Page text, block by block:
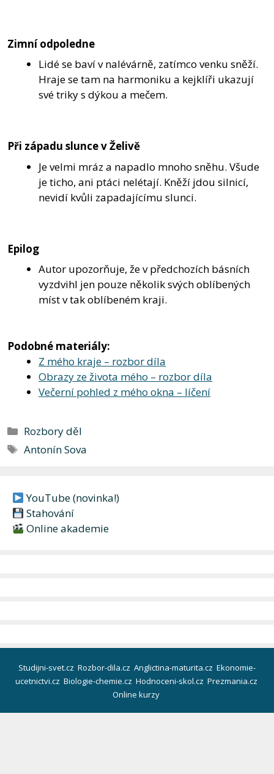
Zimní odpoledne
Lidé se baví v nalévárně, zatímco venku sněží.
Hraje se tam na harmoniku a kejklíři ukazují
své triky s dýkou a mečem.
Při západu slunce v Želivě
Je velmi mráz a napadlo mnoho sněhu. Všude
je ticho, ani ptáci nelétají. Kněží jdou silnicí,
nevidí kvůli zapadajícímu slunci.
Epilog
Autor upozorňuje, že v předchozích básních
vyzdvihl jen pouze několik svých oblíbených
míst v tak oblíbeném kraji.
Podobné materiály:
Z mého kraje – rozbor díla
Obrazy ze života mého – rozbor díla
Večerní pohled z mého okna – líčení
Rubriky
Rozbory děl
Štítky
Antonín Sova
YouTube (novinka!)
Stahování
Online akademie
Studijni-svet.cz Rozbor-dila.cz Anglictina-maturita.cz Ekonomie-
ucetnictvi.cz Biologie-chemie.cz Hodnoceni-skol.cz Prezmania.cz
Online kurzy